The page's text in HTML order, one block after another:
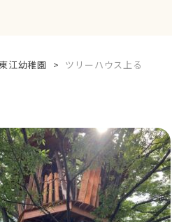
江幼稚園 > ツリーハウス上る